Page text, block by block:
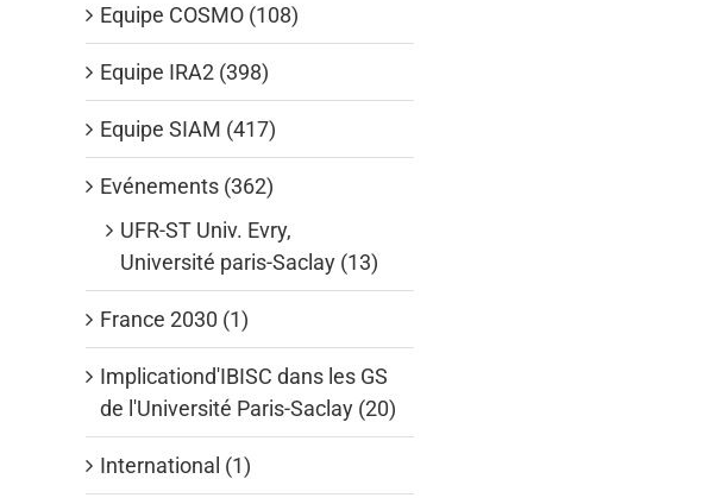
Equipe COSMO (108)
Equipe IRA2 (398)
Equipe SIAM (417)
Evénements (362)
UFR-ST Univ. Evry,
Université paris-Saclay (13)
France 2030 (1)
Implicationd'IBISC dans les GS
de l'Université Paris-Saclay (20)
International (1)